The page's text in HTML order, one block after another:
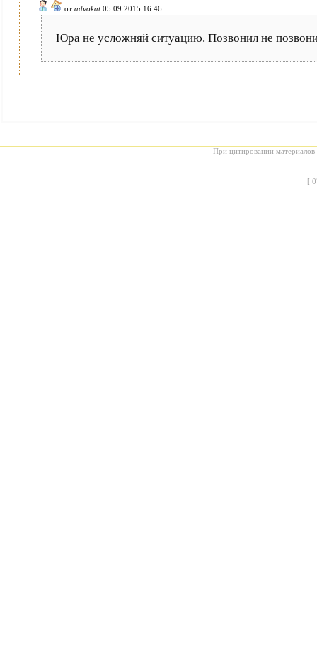
от advokat05.09.2015 16:46
Юра не усложняй ситуацию. Позвонил не
При цитировании материалов
[